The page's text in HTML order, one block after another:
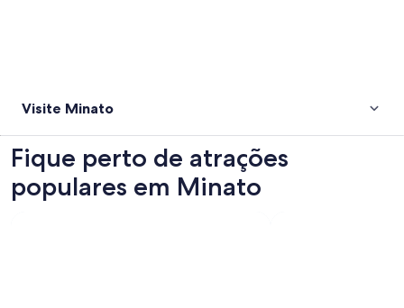
Visite Minato
Fique perto de atrações
populares em Minato